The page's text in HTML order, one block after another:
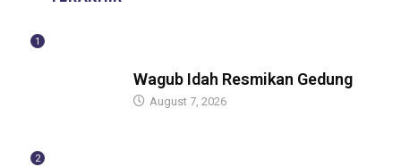
1
Wagub Idah Resmikan Gedung
August 7, 2026
2